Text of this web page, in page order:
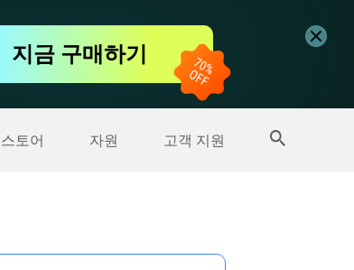
지금 구매하기
스토어 자원 고객 지원
더 많은 제품